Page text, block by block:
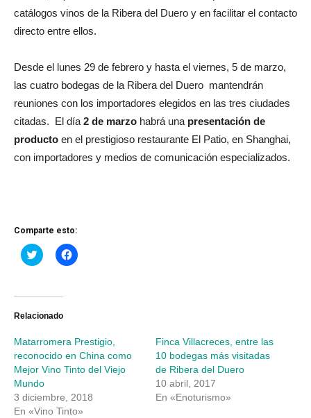
catálogos vinos de la Ribera del Duero y en facilitar el contacto
directo entre ellos.
Desde el lunes 29 de febrero y hasta el viernes, 5 de marzo,
las cuatro bodegas de la Ribera del Duero mantendrán
reuniones con los importadores elegidos en las tres ciudades
citadas. El día 2 de marzo habrá una presentación de
producto en el prestigioso restaurante El Patio, en Shanghai,
con importadores y medios de comunicación especializados.
Comparte esto:
Haz
clic
Twitter
abre
ventana
nueva)
Haz
clic
ventana
nueva)
Relacionado
Matarromera Prestigio,
reconocido en China como
Mejor Vino Tinto del Viejo
Mundo
3 diciembre, 2018
En «Vino Tinto»
Finca Villacreces, entre las
10 bodegas más visitadas
de Ribera del Duero
10 abril, 2017
En «Enoturismo»